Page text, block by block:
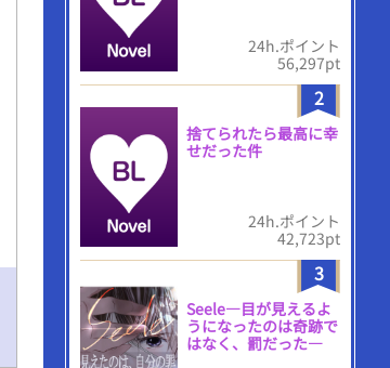
24h.ポイント
56,297pt
2
捨てられたら最高に幸
せだった件
24h.ポイント
42,723pt
3
Seele―目が見えるよ
うになったのは奇跡で
はなく、罰だった―